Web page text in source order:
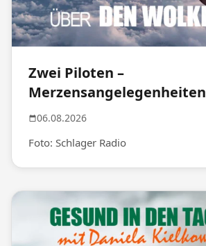
Zwei Piloten –
Merzensangelegenheiten
06.08.2026
Foto: Schlager Radio